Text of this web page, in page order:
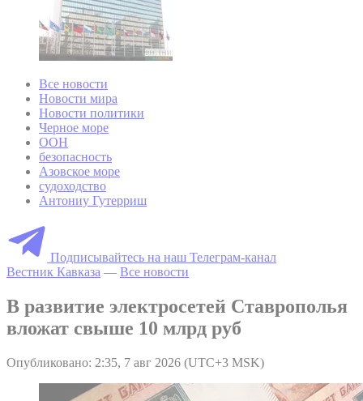
Все новости
Новости мира
Новости политики
Черное море
ООН
безопасность
Азовское море
судоходство
Антониу Гутерриш
Подписывайтесь на наш Телеграм-канал
Вестник Кавказа — Все новости
В развитие электросетей Ставрополья
вложат свыше 10 млрд руб
Опубликовано: 2:35, 7 авг 2026 (UTC+3 MSK)